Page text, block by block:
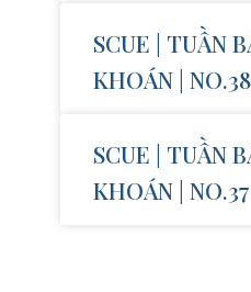
SCUE | TUẦN
KHOÁN | NO.38
SCUE | TUẦN
KHOÁN | NO.37